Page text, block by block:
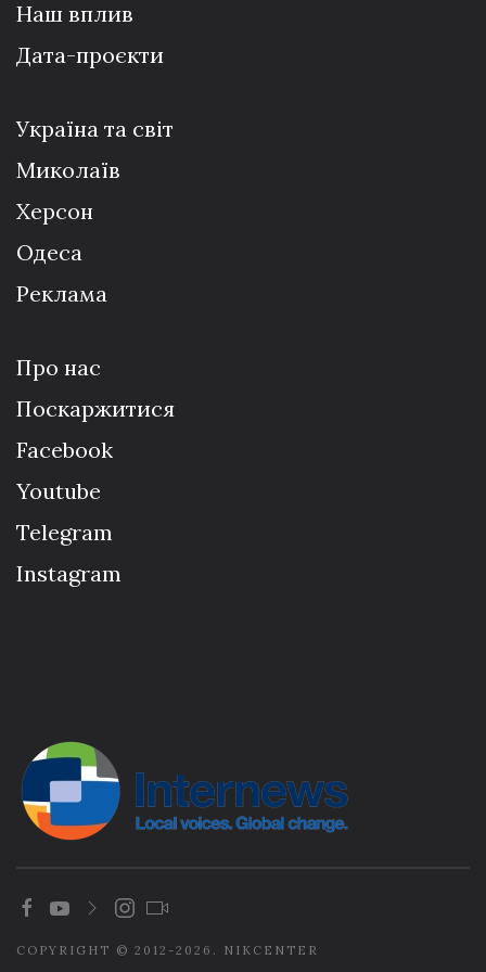
Наш вплив
Дата-проєкти
Україна та світ
Миколаїв
Херсон
Одеса
Реклама
Про нас
Поскаржитися
Facebook
Youtube
Telegram
Instagram
COPYRIGHT © 2012-2026. NIKCENTER